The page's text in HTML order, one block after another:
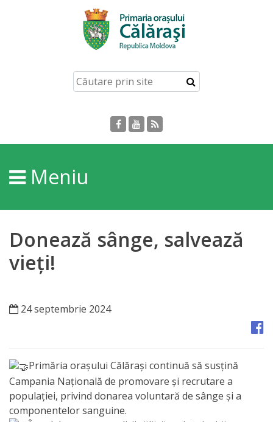
Despre
Orașului
Personalități
Regulamente
Orașe
Registrul
de
Stat
Meniu
Donează sânge, salvează
vieți!
24 septembrie 2024
Primăria orașului Călărași continuă să susțină
Campania Națională de promovare și recrutare a
populației, privind donarea voluntară de sânge și a
componentelor sanguine.